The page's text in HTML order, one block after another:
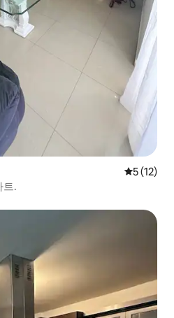
평점 5점
5 (12)
트.